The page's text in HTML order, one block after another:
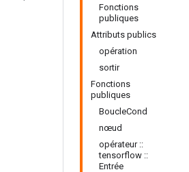
Fonctions
publiques
Attributs publics
opération
sortir
Fonctions
publiques
BoucleCond
nœud
opérateur ::
tensorflow ::
Entrée